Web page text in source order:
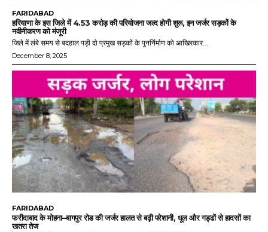
FARIDABAD
हरियाणा के इस जिले में 4.53 करोड़ की परियोजना जल्द होगी शुरू, इन जर्जर सड़कों के
नवीनीकरण को मंजूरी
जिले में लंबे समय से बदहाल पड़ी दो प्रमुख सड़कों के पुनर्निर्माण को आखिरकार...
December 8, 2025
FARIDABAD
फरीदाबाद के मोहना–बागपुर रोड की जर्जर हालत से बढ़ी परेशानी, धूल और गड्ढों से हादसों का
खतरा तेज